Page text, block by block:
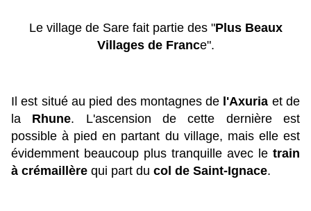
Le village de Sare fait partie des "Plus Beaux
Villages de France".
Il est situé au pied des montagnes de l'Axuria et de
la Rhune. L'ascension de cette dernière est
possible à pied en partant du village, mais elle est
évidemment beaucoup plus tranquille avec le train
à crémaillère qui part du col de Saint-Ignace.